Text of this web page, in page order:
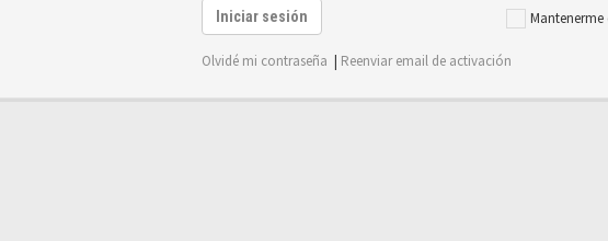
Iniciar sesión
Olvidé mi contraseña | Reenviar email de activación